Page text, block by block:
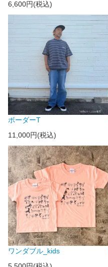
6,600円(税込)
ボーダーT
11,000円(税込)
ワンダブル_kids